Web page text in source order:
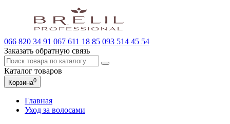
066 820 34 91 067 611 18 85 093 514 45 54
Заказать обратную связь
Каталог товаров
Корзина0
Главная
Уход за волосами